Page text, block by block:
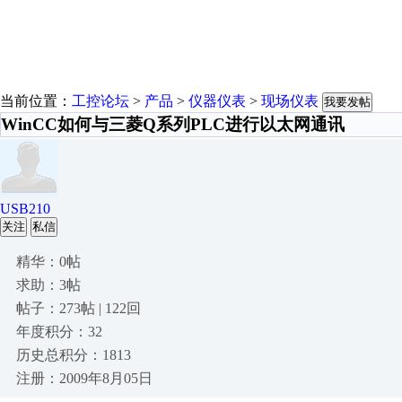
当前位置： 工控论坛 > 产品 > 仪器仪表 > 现场仪表 我要发帖
WinCC如何与三菱Q系列PLC进行以太网通讯
USB210
关注 私信
精华：0帖
求助：3帖
帖子：273帖 | 122回
年度积分：32
历史总积分：1813
注册：2009年8月05日